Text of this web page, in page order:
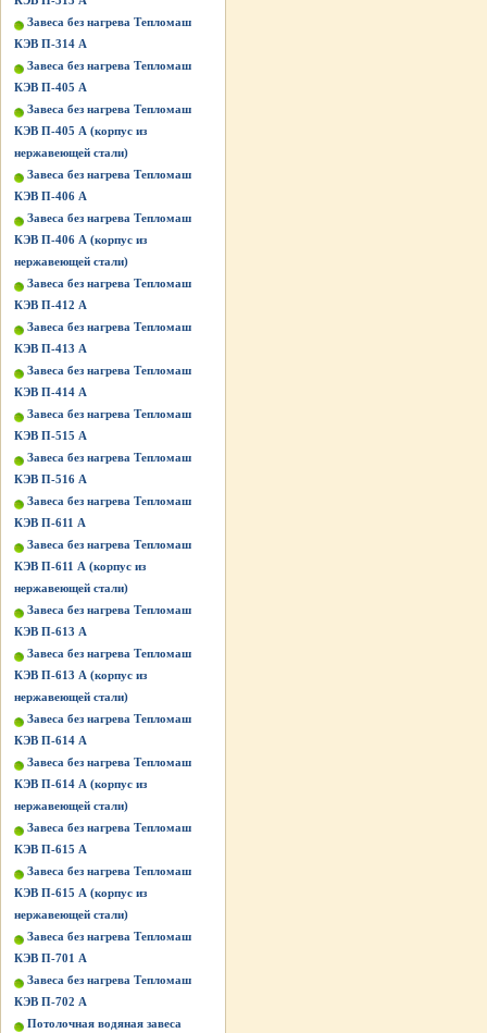
Завеса без нагрева Тепломаш
КЭВ П-314 А
Завеса без нагрева Тепломаш
КЭВ П-405 А
Завеса без нагрева Тепломаш
КЭВ П-405 А (корпус из
нержавеющей стали)
Завеса без нагрева Тепломаш
КЭВ П-406 А
Завеса без нагрева Тепломаш
КЭВ П-406 А (корпус из
нержавеющей стали)
Завеса без нагрева Тепломаш
КЭВ П-412 А
Завеса без нагрева Тепломаш
КЭВ П-413 А
Завеса без нагрева Тепломаш
КЭВ П-414 А
Завеса без нагрева Тепломаш
КЭВ П-515 A
Завеса без нагрева Тепломаш
КЭВ П-516 A
Завеса без нагрева Тепломаш
КЭВ П-611 А
Завеса без нагрева Тепломаш
КЭВ П-611 А (корпус из
нержавеющей стали)
Завеса без нагрева Тепломаш
КЭВ П-613 А
Завеса без нагрева Тепломаш
КЭВ П-613 А (корпус из
нержавеющей стали)
Завеса без нагрева Тепломаш
КЭВ П-614 А
Завеса без нагрева Тепломаш
КЭВ П-614 А (корпус из
нержавеющей стали)
Завеса без нагрева Тепломаш
КЭВ П-615 А
Завеса без нагрева Тепломаш
КЭВ П-615 А (корпус из
нержавеющей стали)
Завеса без нагрева Тепломаш
КЭВ П-701 А
Завеса без нагрева Тепломаш
КЭВ П-702 А
Потолочная водяная завеса